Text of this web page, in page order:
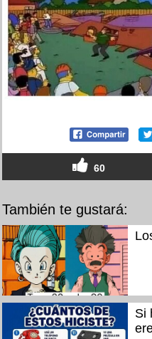
60
También te gustará:
Si